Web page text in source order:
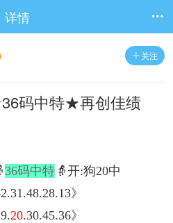
详情 
 关注
码中特★再创佳绩
36码中特 👵开:狗20中
》
20.30.45.36》